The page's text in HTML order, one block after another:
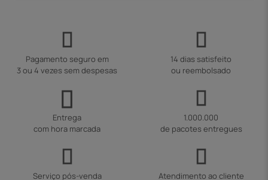
Pagamento seguro em
3 ou 4 vezes sem despesas
14 dias satisfeito
ou reembolsado
Entrega
com hora marcada
1.000.000
de pacotes entregues
Serviço pós-venda
Atendimento ao cliente